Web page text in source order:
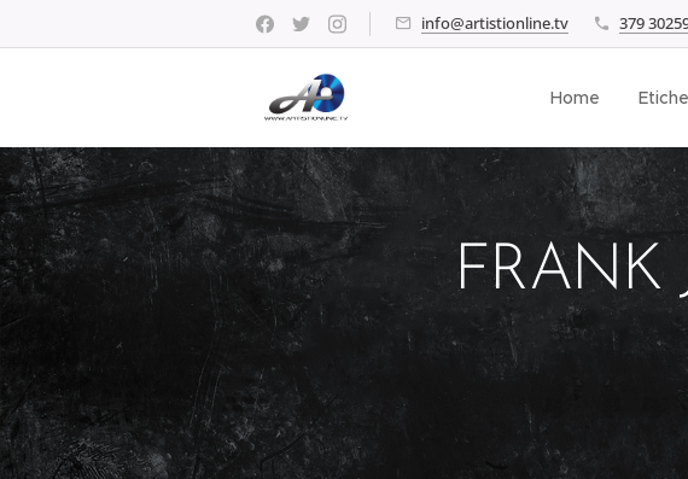
info@artistionline.tv 379
Home
FRANK